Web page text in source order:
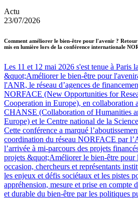
Actu
23/07/2026
Comment améliorer le bien-être pour l'avenir ? Retour
mis en lumière lors de la conférence internationale
Les 11 et 12 mai 2026 s'est tenue à Paris
&quot;Améliorer le bien-être pour
l'ANR, le réseau d’agences de
NORFACE (New Opportunities for
Cooperation in Europe), en collaboration
CHANSE (Collaboration of Humanities
Europe) et le Centre national de la
Cette conférence a marqué
coordination du réseau NORFACE par
l’arrivée à mi-parcours des projets
projets &quot;Améliorer le bien-être
occasion, chercheurs et représentants
les enjeux et défis sociétaux et les pistes
appréhension, mesure et prise en compte
et durable du bien-être par les politiques